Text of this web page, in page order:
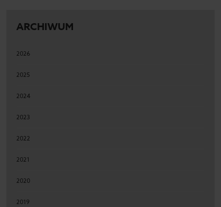
ARCHIWUM
2026
2025
2024
2023
2022
2021
2020
2019